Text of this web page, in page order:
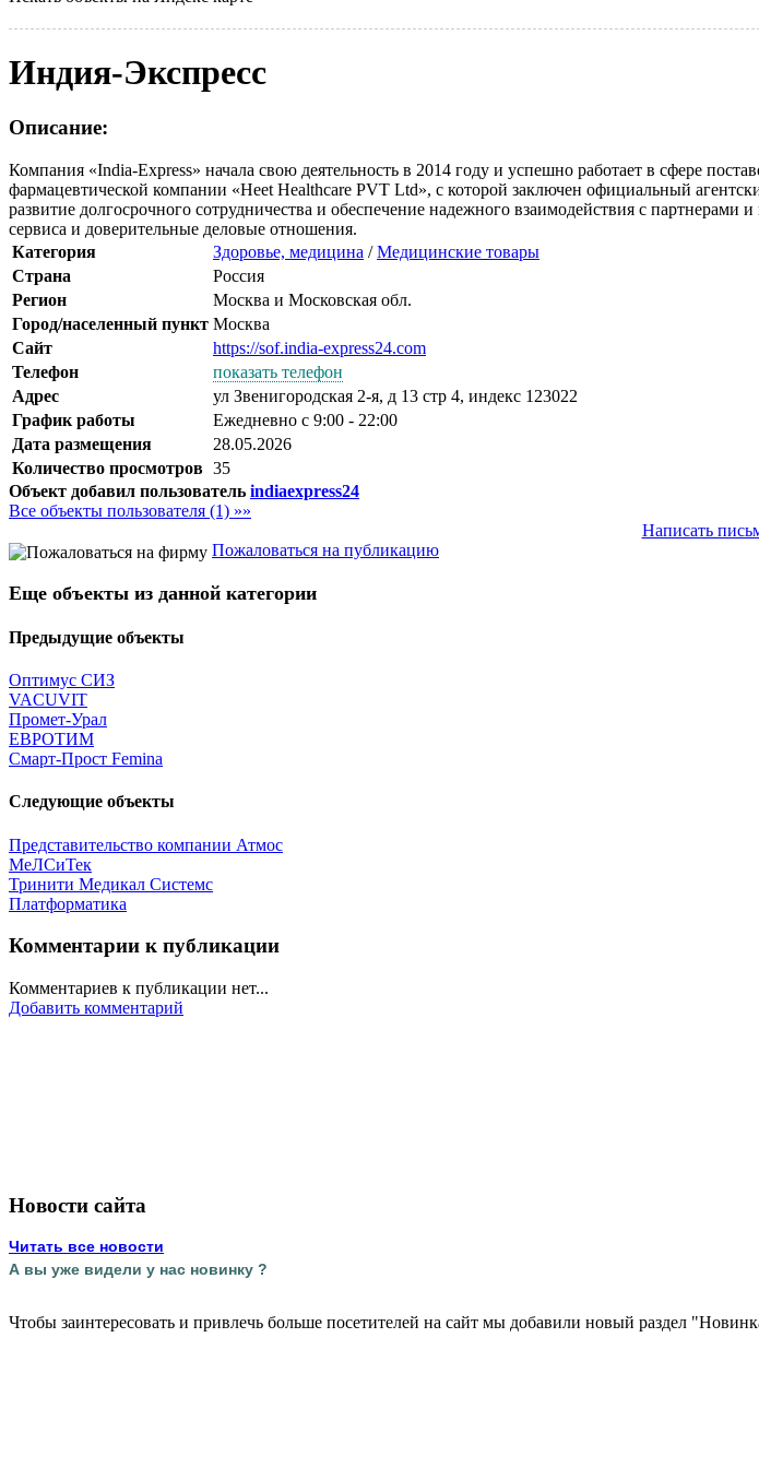
Индия-Экспресс
Описание:
Компания «India-Express» начала свою деятельность в 2014 году и успешно работает в сфере
фармацевтической компании «Heet Healthcare PVT Ltd», с которой заключен официальный
развитие долгосрочного сотрудничества и обеспечение надежного взаимодействия с
сервиса и доверительные деловые отношения.
Категория
Здоровье, медицина /Медицинские товары
Страна
Россия
Регион
Москва и Московская обл.
Город/населенный пункт Москва
Сайт
https://sof.india-express24.com
Телефон
показать телефон
Адрес
ул Звенигородская 2-я, д 13 стр 4, индекс 123022
График работы
Ежедневно с 9:00 - 22:00
Дата размещения
28.05.2026
Количество просмотров 35
Объект добавил пользователь indiaexpress24
Все объекты пользователя (1) »»
Написать
Пожаловаться на публикацию
Еще объекты из данной категории
Предыдущие объекты
Оптимус СИЗ
VACUVIT
Промет-Урал
ЕВРОТИМ
Смарт-Прост Femina
Следующие объекты
Представительство компании Атмос
МеЛСиТек
Тринити Медикал Системс
Платформатика
Комментарии к публикации
Комментариев к публикации нет...
Добавить комментарий
Новости сайта
Читать все новости
А вы уже видели у нас новинку ?
Чтобы заинтересовать и привлечь больше посетителей на сайт мы добавили новый раздел